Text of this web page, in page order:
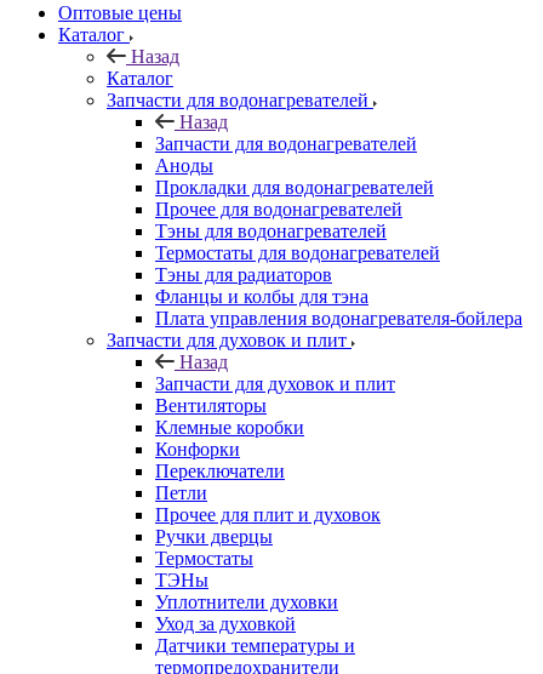
Оптовые цены
Каталог
Назад
Каталог
Запчасти для водонагревателей
Назад
Запчасти для водонагревателей
Аноды
Прокладки для водонагревателей
Прочее для водонагревателей
Тэны для водонагревателей
Термостаты для водонагревателей
Тэны для радиаторов
Фланцы и колбы для тэна
Плата управления водонагревателя-бойлера
Запчасти для духовок и плит
Назад
Запчасти для духовок и плит
Вентиляторы
Клемные коробки
Конфорки
Переключатели
Петли
Прочее для плит и духовок
Ручки дверцы
Термостаты
ТЭНы
Уплотнители духовки
Уход за духовкой
Датчики температуры и
термопредохранители